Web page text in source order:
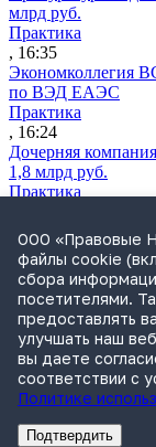
млрд руб.
Практика
, 16:35
Экономколлегия
по ВЭД ЕАЭС
Практика
, 16:24
Дочерняя
1,8 млрд руб.
Практика
СИП проверит
устройствами
Практика
, 15:17
Суды 10 стран
Google о возврате
Международная
, 14:09
ООО «Правовые
файлы cookie
сбора
посетителями.
предоставлять
улучшать наш
вы даете
соответствии с
Политике
Подтвердить